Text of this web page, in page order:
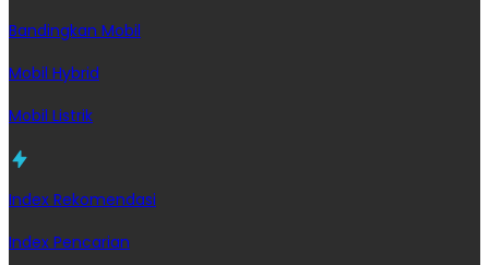
Bandingkan Mobil
Mobil Hybrid
Mobil Listrik
Index Rekomendasi
Index Pencarian